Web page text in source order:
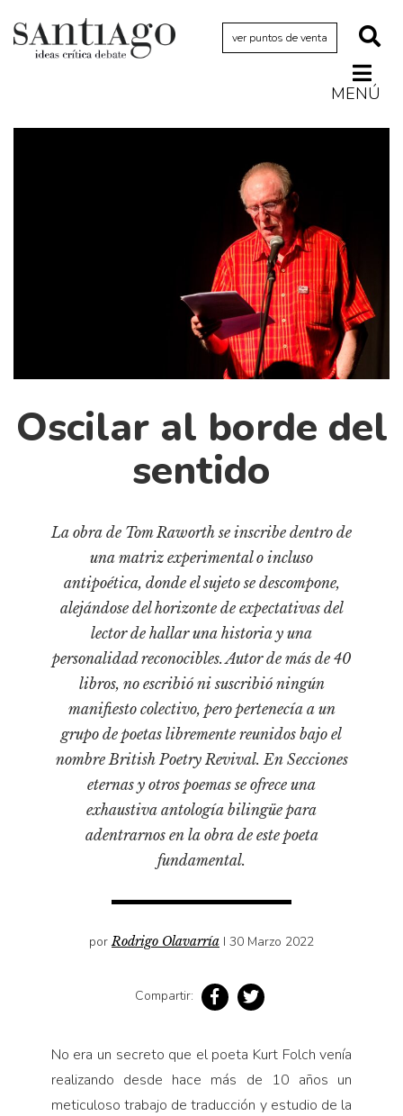
ver puntos de venta
MENÚ
Diccionario portátil de la literatura chilena
Historia material de los libros
Lagunas mentales
Libros usados
Medioambiente
Narrativas visuales
Pensamiento
Pensamiento ilustrado
Personajes secundarios
Voces y lecturas
Oscilar al borde del
sentido
La obra de Tom Raworth se inscribe dentro de
una matriz experimental o incluso
antipoética, donde el sujeto se descompone,
alejándose del horizonte de expectativas del
lector de hallar una historia y una
personalidad reconocibles. Autor de más de 40
libros, no escribió ni suscribió ningún
manifiesto colectivo, pero pertenecía a un
grupo de poetas libremente reunidos bajo el
nombre British Poetry Revival. En Secciones
eternas y otros poemas se ofrece una
exhaustiva antología bilingüe para
adentrarnos en la obra de este poeta
fundamental.
porRodrigo Olavarría I 30 Marzo 2022
Compartir:
No era un secreto que el poeta Kurt Folch venía
realizando desde hace más de 10 años un
meticuloso trabajo de traducción y estudio de la